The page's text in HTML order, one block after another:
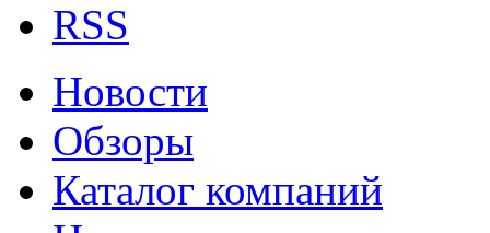
RSS
Новости
Обзоры
Каталог компаний